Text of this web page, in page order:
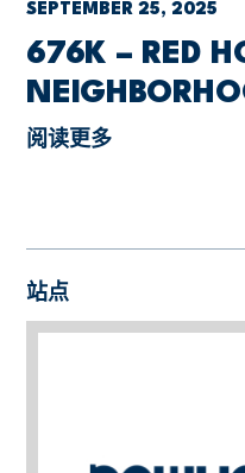
SEPTEMBER 25, 2025
676K – RED
阅读更多
站点